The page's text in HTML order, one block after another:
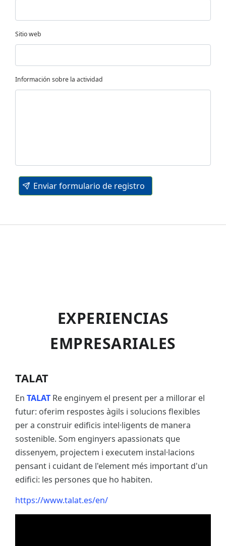
Sitio web
Información sobre la actividad
Enviar formulario de registro
EXPERIENCIAS
EMPRESARIALES
TALAT
En TALAT Re enginyem el present per a millorar el
futur: oferim respostes àgils i solucions flexibles
per a construir edificis intel·ligents de manera
sostenible. Som enginyers apassionats que
dissenyem, projectem i executem instal·lacions
pensant i cuidant de l'element més important d'un
edifici: les persones que ho habiten.
https://www.talat.es/en/